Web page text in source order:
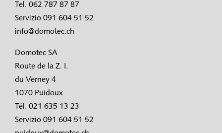
Tel. 062 787 87 87
Servizio 091 604 51 52
info@domotec.ch
Domotec SA
Route de la Z. I.
du Verney 4
1070 Puidoux
Tél. 021 635 13 23
Servizio 091 604 51 52